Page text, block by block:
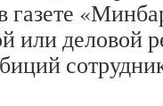
газете
или деловой